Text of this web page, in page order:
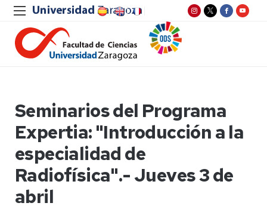
Seminarios del Programa
Expertia: "Introducción a la
especialidad de
Radiofísica".- Jueves 3 de
abril